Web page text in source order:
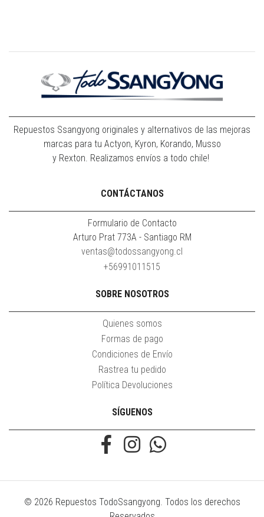
Repuestos Ssangyong originales y alternativos de las mejoras
marcas para tu Actyon, Kyron, Korando, Musso
y Rexton. Realizamos envíos a todo chile!
CONTÁCTANOS
Formulario de Contacto
Arturo Prat 773A - Santiago RM
ventas@todossangyong.cl
+56991011515
SOBRE NOSOTROS
Quienes somos
Formas de pago
Condiciones de Envío
Rastrea tu pedido
Política Devoluciones
SÍGUENOS
© 2026 Repuestos TodoSsangyong. Todos los derechos